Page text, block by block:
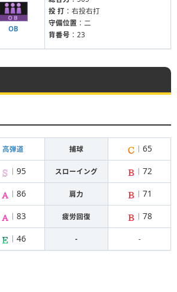
OB
投 打 ：右投右打
守備位置 ：二
背番号 ：23
高弾道 捕球 65
95 スローイング 72
86 肩力 71
83 疲労回復 78
46 - -